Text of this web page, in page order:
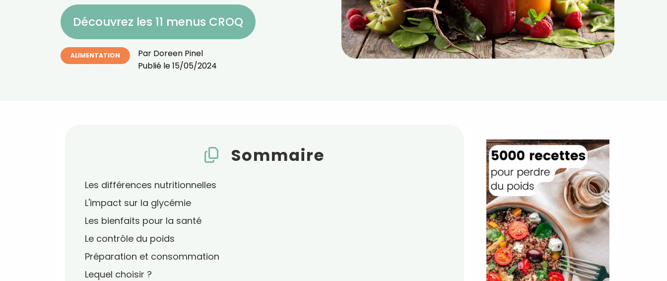
Découvrez les 11 menus CROQ
ALIMENTATION Par Doreen Pinel
Publié le15/05/2024
Sommaire
Les différences nutritionnelles
L'impact sur la glycémie
Les bienfaits pour la santé
Le contrôle du poids
Préparation et consommation
Lequel choisir ?